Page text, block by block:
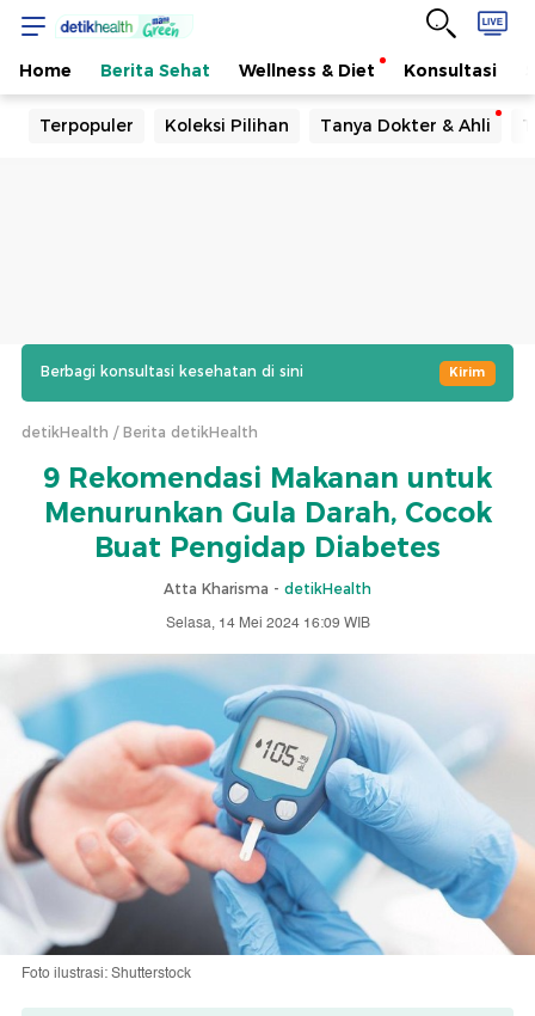
Home Berita Sehat Wellness & Diet Konsultasi
Terpopuler Koleksi Pilihan Tanya Dokter & Ahli
Berbagi konsultasi kesehatan di sini Kirim
detikHealth Berita detikHealth
9 Rekomendasi Makanan untuk
Menurunkan Gula Darah, Cocok
Buat Pengidap Diabetes
Atta Kharisma - detikHealth
Selasa, 14 Mei 2024 16:09 WIB
Foto ilustrasi: Shutterstock